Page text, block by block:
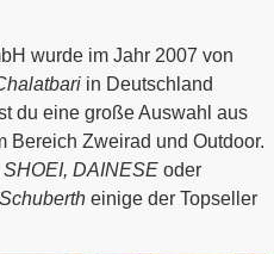
wurde im Jahr 2007 von
in Deutschland
du eine große Auswahl aus
Bereich Zweirad und Outdoor.
SHOEI, DAINESEoder
Schubertheinige der Topseller